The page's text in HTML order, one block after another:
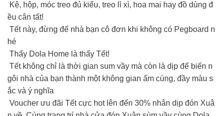
Kệ, hộp, móc treo đủ kiểu, treo lì xì, hoa mai hay đồ dùng đ
ều cân tất!
Tết này, đừng để nhà bạn cô đơn khi không có Pegboard n
hé
Thấy Dola Home là thấy Tết!
Tết không chỉ là thời gian sum vầy mà còn là dịp để biến n
gôi nhà của bạn thành một không gian ấm cúng, đầy màu s
ắc và ý nghĩa
Voucher ưu đãi Tết cực hot lên đến 30% nhân dịp đón Xuâ